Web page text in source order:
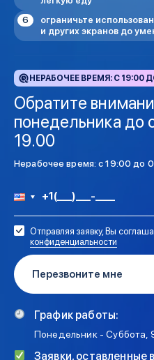
ограничьте
и других экранов до
НЕРАБОЧЕЕ ВРЕМЯ: C 19:00
Обратите
понедельника до
19.00
Нерабочее время: c 19:00 до
Отправляя заявку, Вы
конфиденциальности
График работы:
Понедельник - Суббота,
Заявки, оставленные